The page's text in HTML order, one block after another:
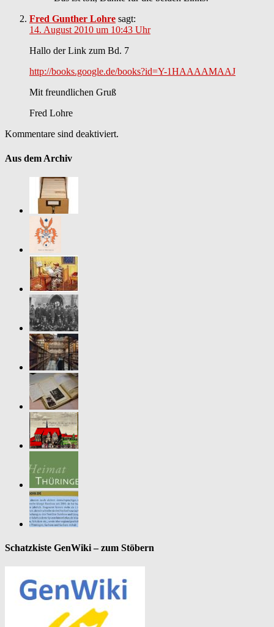
Fred Gunther Lohre sagt:
14. August 2010 um 10:43 Uhr
Hallo der Link zum Bd. 7
http://books.google.de/books?id=Y-1HAAAAMAAJ
Mit freundlichen Gruß
Fred Lohre
Kommentare sind deaktiviert.
Aus dem Archiv
Schatzkiste GenWiki – zum Stöbern